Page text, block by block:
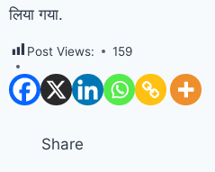
लिया गया.
Post Views: 159
Share